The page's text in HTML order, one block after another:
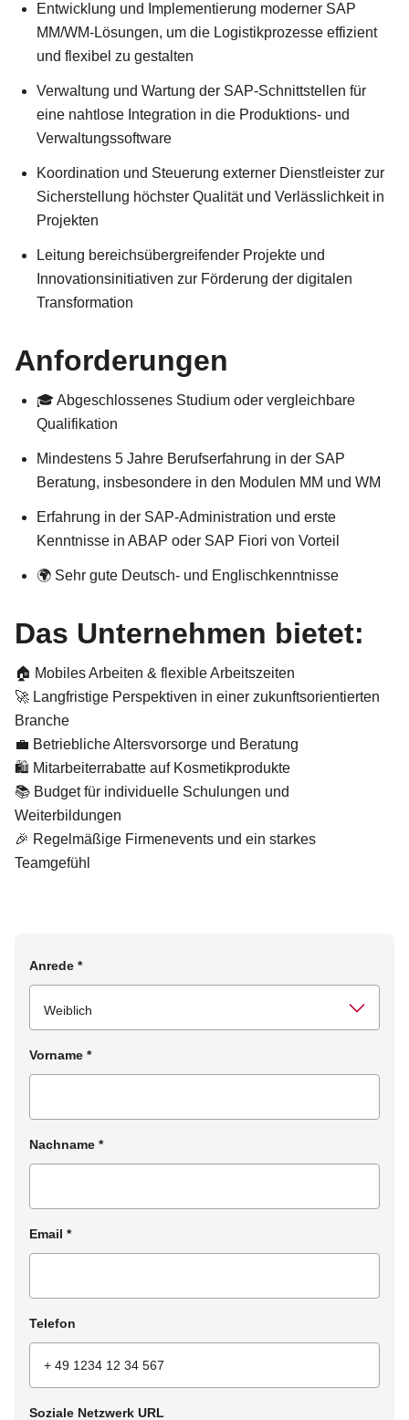
Entwicklung und Implementierung moderner SAP
MM/WM-Lösungen, um die Logistikprozesse effizient
und flexibel zu gestalten
Verwaltung und Wartung der SAP-Schnittstellen für
eine nahtlose Integration in die Produktions- und
Verwaltungssoftware
Koordination und Steuerung externer Dienstleister zur
Sicherstellung höchster Qualität und Verlässlichkeit in
Projekten
Leitung bereichsübergreifender Projekte und
Innovationsinitiativen zur Förderung der digitalen
Transformation
Anforderungen
🎓 Abgeschlossenes Studium oder vergleichbare
Qualifikation
Mindestens 5 Jahre Berufserfahrung in der SAP
Beratung, insbesondere in den Modulen MM und WM
Erfahrung in der SAP-Administration und erste
Kenntnisse in ABAP oder SAP Fiori von Vorteil
🌍 Sehr gute Deutsch- und Englischkenntnisse
Das Unternehmen bietet:
🏠 Mobiles Arbeiten & flexible Arbeitszeiten
🚀 Langfristige Perspektiven in einer zukunftsorientierten
Branche
💼 Betriebliche Altersvorsorge und Beratung
🛍️ Mitarbeiterrabatte auf Kosmetikprodukte
📚 Budget für individuelle Schulungen und
Weiterbildungen
🎉 Regelmäßige Firmenevents und ein starkes
Teamgefühl
Anrede *
Vorname *
Nachname *
Email *
Telefon
Soziale Netzwerk URL